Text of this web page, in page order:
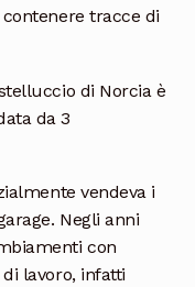
contenere tracce di
di Norcia è
da 3
vendeva i
Negli anni
con
lavoro, infatti